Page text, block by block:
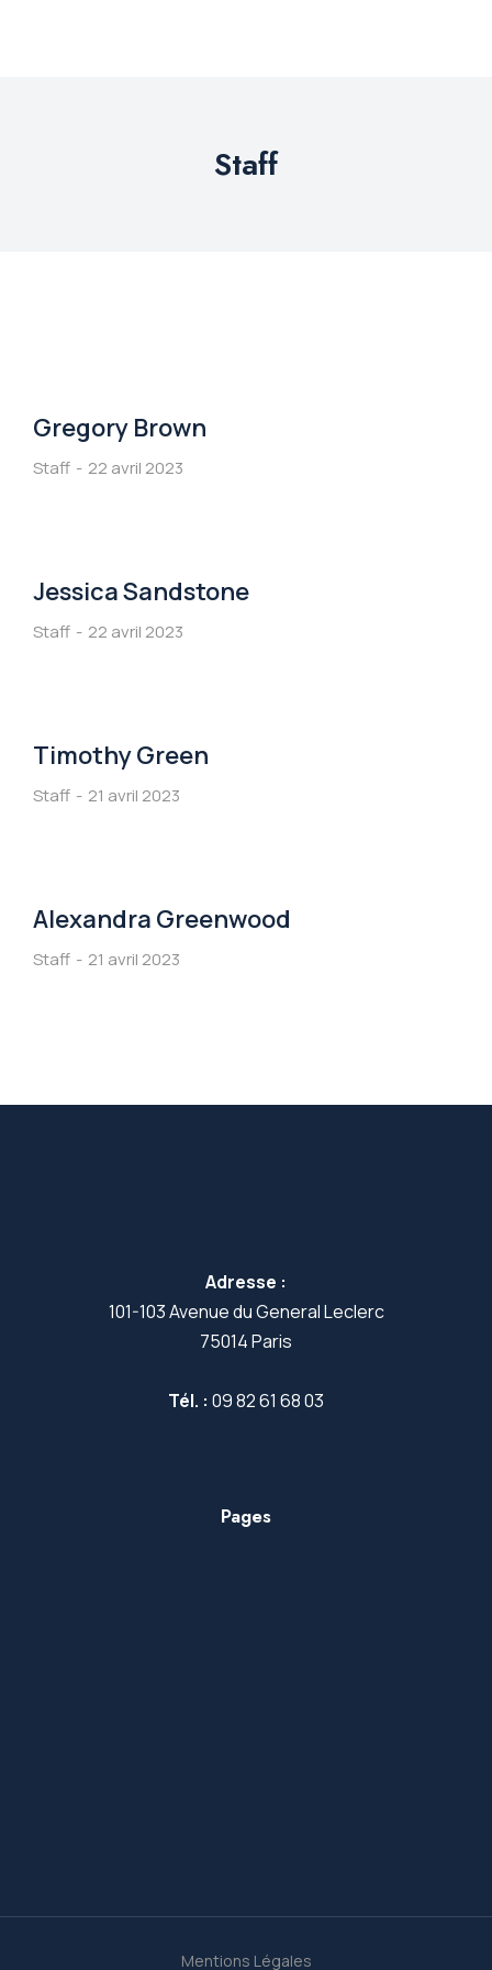
Staff
Gregory Brown
Staff 22 avril 2023
Jessica Sandstone
Staff 22 avril 2023
Timothy Green
Staff 21 avril 2023
Alexandra Greenwood
Staff 21 avril 2023
Adresse :
101-103 Avenue du General Leclerc
75014 Paris
Tél. : 09 82 61 68 03
Pages
Mentions Légales